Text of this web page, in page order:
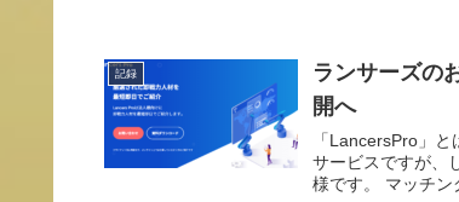
記録
ランサーズの
開へ
「LancersPro」
サービスですが、
様です。 マッチン